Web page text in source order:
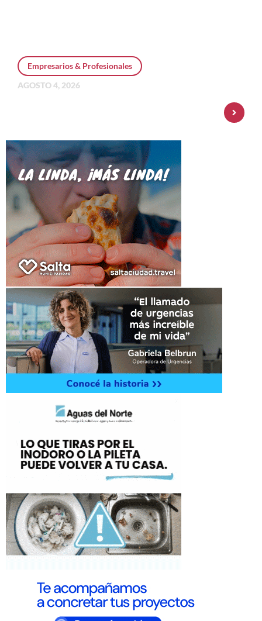
Empresarios & Profesionales
AGOSTO 4, 2026